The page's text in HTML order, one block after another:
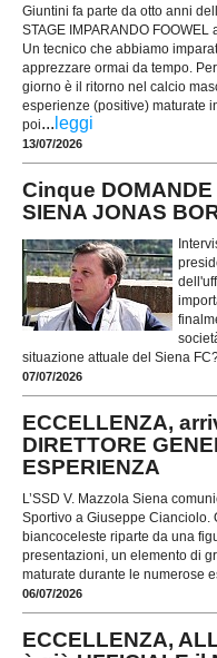
Giuntini fa parte da otto anni
STAGE IMPARANDO FOOWEL
Un tecnico che abbiamo
apprezzare ormai da tempo.
giorno è il ritorno nel calcio
esperienze (positive) maturate
poi... leggi
13/07/2026
Cinque
SIENA JONAS
situazione attuale del Siena
07/07/2026
ECCELLENZA,
DIRETTORE
ESPERIENZA
L’SSD V. Mazzola Siena
Sportivo a Giuseppe Cianciolo.
biancoceleste riparte da una
presentazioni, un elemento di
maturate durante le numerose
06/07/2026
ECCELLENZA,